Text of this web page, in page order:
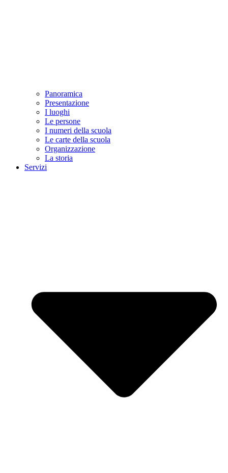
Panoramica
Presentazione
I luoghi
Le persone
I numeri della scuola
Le carte della scuola
Organizzazione
La storia
Servizi